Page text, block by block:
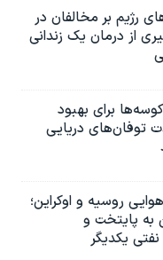
رژیم بر مخالفان در
از درمان یک زندانی
برای بهبود
توفان‌های دریایی
روسیه و اوکراین؛
به پایتخت‌ و
یکدیگر